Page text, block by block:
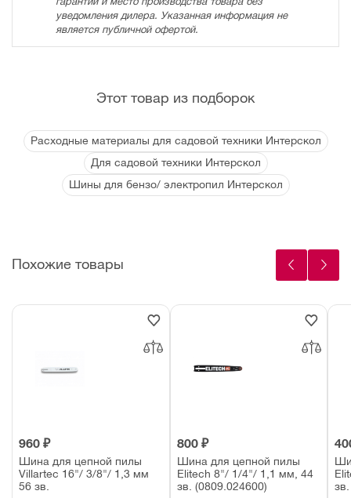
уведомления дилера. Указанная информация не
является публичной офертой.
Этот товар из подборок
Расходные материалы для садовой техники Интерскол
Для садовой техники Интерскол
Шины для бензо/ электропил Интерскол
Похожие товары
960 ₽
Шина для цепной пилы
Villartec 16"/ 3/8"/ 1,3 мм
56 зв.
800 ₽
Шина для цепной пилы
Elitech 8"/ 1/4"/ 1,1 мм, 44
зв. (0809.024600)